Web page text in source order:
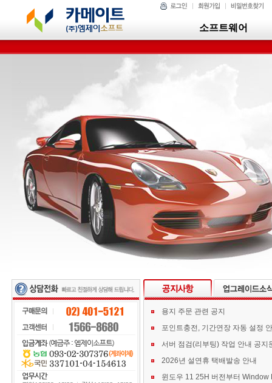
소프트웨어
용지 주문 관련 공지
포인트충전, 기간연장 자동 설정
서버 점검(리부팅) 작업 안내 공지
2026년 설연휴 택배발송 안내